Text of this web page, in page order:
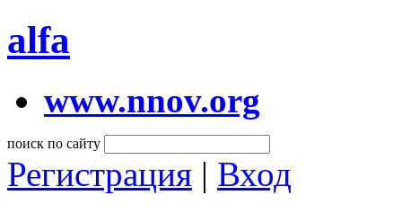
alfa
www.nnov.org
поиск по сайту
Регистрация | Вход